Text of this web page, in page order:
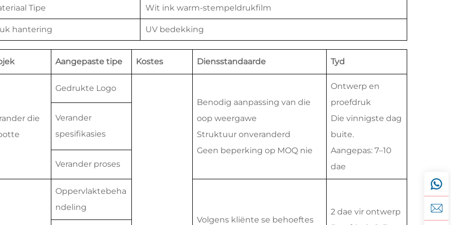
Tipe Wit ink warm-stempeldrukfilm
hantering UV bedekking
Aangepaste tipe Kostes Diensstandaarde Tyd
die
Gedrukte Logo
Benodig aanpassing van die
oop weergawe
Struktuur onveranderd
Geen beperking op MOQ nie
Ontwerp en
proefdruk
Die vinnigste dag
buite.
Aangepas: 7–10
dae
Verander
spesifikasies
Verander proses
Oppervlaktebeha
ndeling
Volgens kliënte se behoeftes
2 dae vir ontwerp